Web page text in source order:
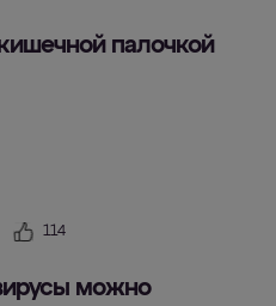
палочкой
114
можно